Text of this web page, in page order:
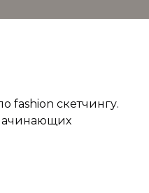
fashion скетчингу.